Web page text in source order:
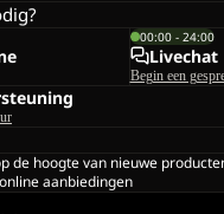
00:00 - 24:00
Livechat
Begin een
de hoogte van nieuwe
aanbiedingen